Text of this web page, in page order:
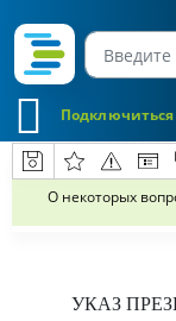
Подключиться
О некоторых
УКАЗ